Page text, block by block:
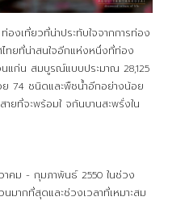
องเที่ยวที่น่าประทับใจจากการท่อง
ไทยที่น่าสนใจอีกแห่งหนึ่งที่ท่อง
แก่น สมบูรณ์แบบประมาณ 28,125
ย 74 ชนิดและพืชน้ำอีกอย่างน้อย
ยที่จะพร้อมใ จกันบานสะพรั่งใน
าคม - กุมภาพันธ์ 2550 ในช่วง
มากที่สุดและช่วงเวลาที่เหมาะสม